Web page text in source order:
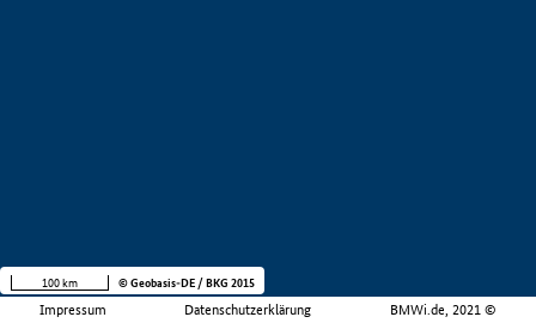
Impressum Datenschutzerklärung BMWi.de, 2021 ©
100 km © Geobasis-DE / BKG 2015